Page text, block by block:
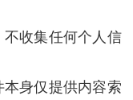
收集任何个人信
身仅提供内容索